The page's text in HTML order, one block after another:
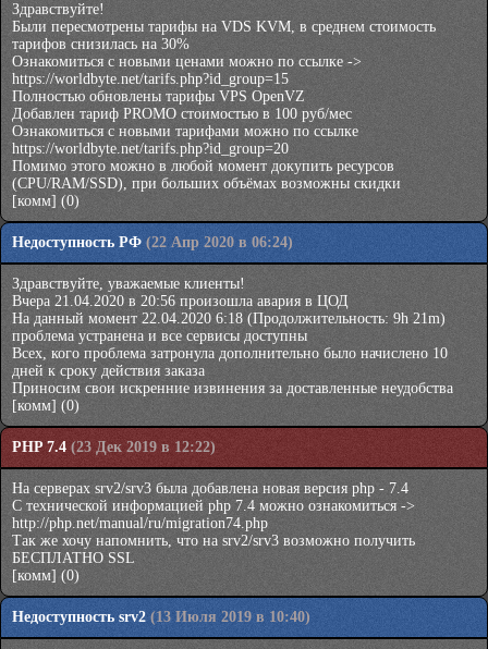
Здравствуйте!
Были пересмотрены тарифы на VDS KVM, в среднем стоимость
тарифов снизилась на 30%
Ознакомиться с новыми ценами можно по ссылке ->
https://worldbyte.net/tarifs.php?id_group=15
Полностью обновлены тарифы VPS OpenVZ
Добавлен тариф PROMO стоимостью в 100 руб/мес
Ознакомиться с новыми тарифами можно по ссылке
https://worldbyte.net/tarifs.php?id_group=20
Помимо этого можно в любой момент докупить ресурсов
(CPU/RAM/SSD), при больших объёмах возможны скидки
[комм] (0)
Недоступность РФ (22 Апр 2020 в 06:24)
Здравствуйте, уважаемые клиенты!
Вчера 21.04.2020 в 20:56 произошла авария в ЦОД
На данный момент 22.04.2020 6:18 (Продолжительность: 9h 21m)
проблема устранена и все сервисы доступны
Всех, кого проблема затронула дополнительно было начислено 10
дней к сроку действия заказа
Приносим свои искренние извинения за доставленные неудобства
[комм] (0)
PHP 7.4 (23 Дек 2019 в 12:22)
На серверах srv2/srv3 была добавлена новая версия php - 7.4
С технической информацией php 7.4 можно ознакомиться ->
http://php.net/manual/ru/migration74.php
Так же хочу напомнить, что на srv2/srv3 возможно получить
БЕСПЛАТНО SSL
[комм] (0)
Недоступность srv2 (13 Июля 2019 в 10:40)